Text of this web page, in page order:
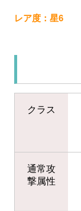
レア度：星6
クラス
通常攻
撃属性